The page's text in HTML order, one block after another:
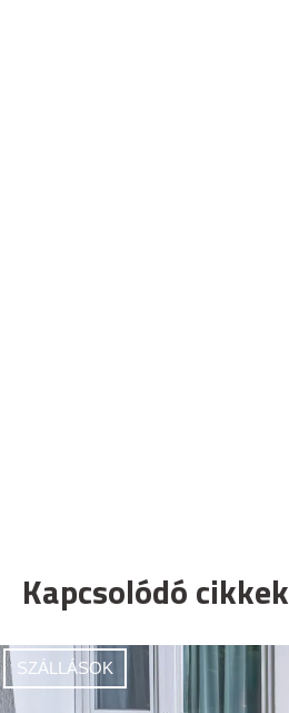
Kapcsolódó cikkek
SZÁLLÁSOK